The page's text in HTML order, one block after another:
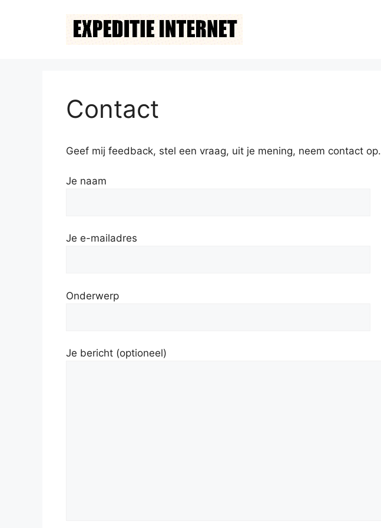
Contact
Geef mij feedback, stel een vraag, uit je mening, neem contact op.
Je naam
Je e-mailadres
Onderwerp
Je bericht (optioneel)